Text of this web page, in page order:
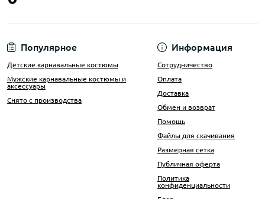
Популярное
Детские карнавальные костюмы
Мужские карнавальные костюмы и
аксессуары
Снято с производства
Информация
Сотрудничество
Оплата
Доставка
Обмен и возврат
Помощь
Файлы для скачивания
Размерная сетка
Публичная оферта
Политика
конфиденциальности